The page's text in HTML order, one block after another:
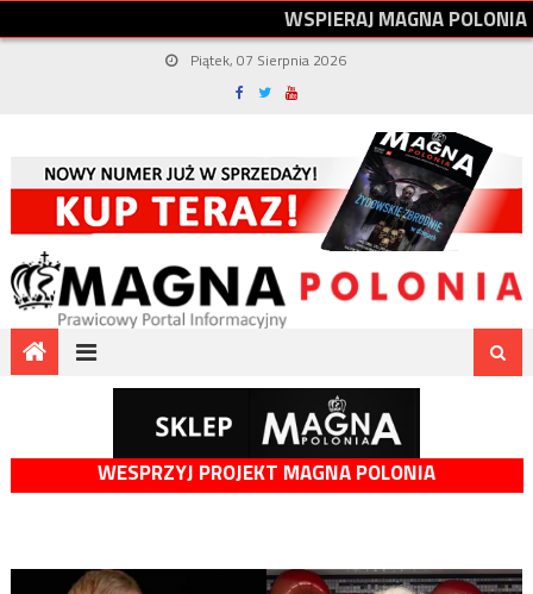
WSPIERAJMAGNAPOLONIA
Piątek, 07 Sierpnia 2026
WESPRZYJ PROJEKT MAGNA POLONIA